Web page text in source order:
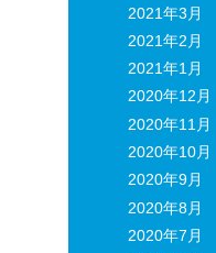
2021年3月
2021年2月
2021年1月
2020年12月
2020年11月
2020年10月
2020年9月
2020年8月
2020年7月